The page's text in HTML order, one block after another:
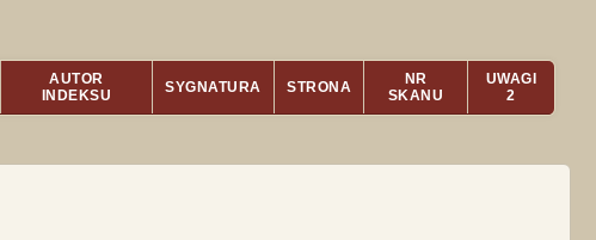
AUTOR
INDEKSU
SYGNATURA STRONA
NR
SKANU
UWAGI
2